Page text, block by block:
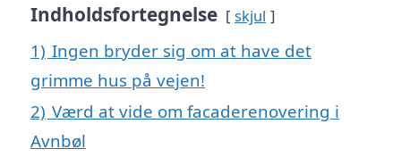
Indholdsfortegnelse skjul
1) Ingen bryder sig om at have det
grimme hus på vejen!
2) Værd at vide om facaderenovering i
Avnbøl